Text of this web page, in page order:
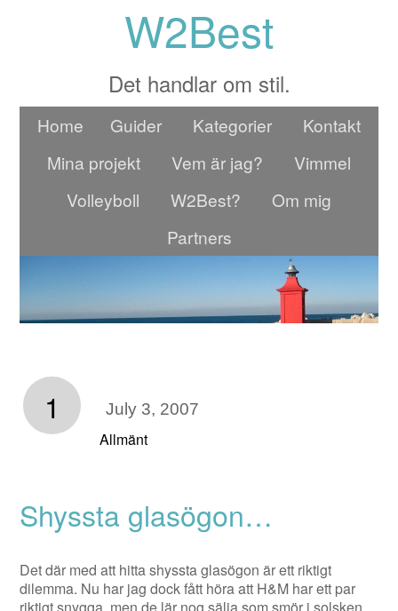
W2Best
Det handlar om stil.
Home Guider Kategorier
Kontakt
Mina projekt
Vem är jag?
Vimmel
Volleyboll
W2Best?
Om mig
Partners
1 July 3, 2007
Allmänt
Shyssta glasögon…
Det där med att hitta shyssta glasögon är ett riktigt
dilemma. Nu har jag dock fått höra att H&M har ett par